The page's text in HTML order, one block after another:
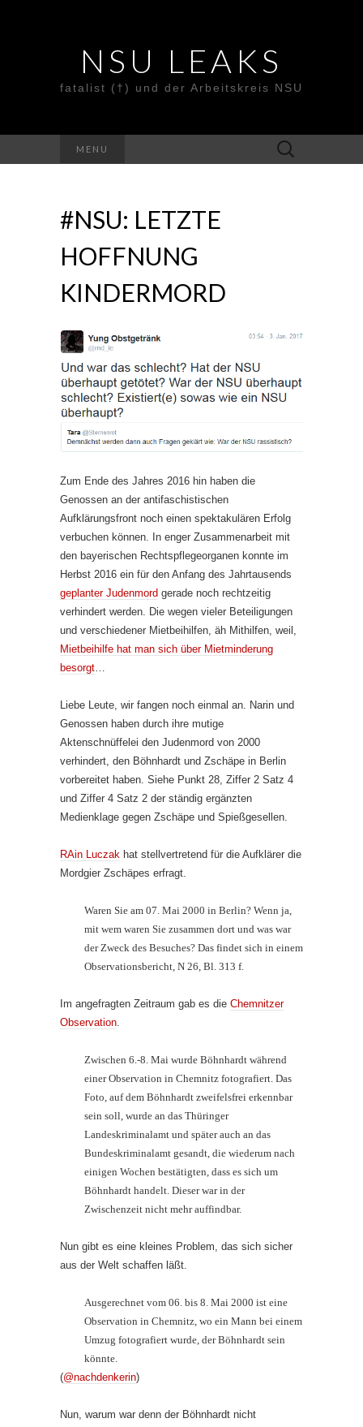
NSU LEAKS
fatalist (†) und der Arbeitskreis NSU
MENU
Suche
nach:
#NSU: LETZTE
HOFFNUNG
KINDERMORD
Zum Ende des Jahres 2016 hin haben die
Genossen an der antifaschistischen
Aufklärungsfront noch einen spektakulären Erfolg
verbuchen können. In enger Zusammenarbeit mit
den bayerischen Rechtspflegeorganen konnte im
Herbst 2016 ein für den Anfang des Jahrtausends
geplanter Judenmord gerade noch rechtzeitig
verhindert werden. Die wegen vieler Beteiligungen
und verschiedener Mietbeihilfen, äh Mithilfen, weil,
Mietbeihilfe hat man sich über Mietminderung
besorgt…
Liebe Leute, wir fangen noch einmal an. Narin und
Genossen haben durch ihre mutige
Aktenschnüffelei den Judenmord von 2000
verhindert, den Böhnhardt und Zschäpe in Berlin
vorbereitet haben. Siehe Punkt 28, Ziffer 2 Satz 4
und Ziffer 4 Satz 2 der ständig ergänzten
Medienklage gegen Zschäpe und Spießgesellen.
RAin Luczak hat stellvertretend für die Aufklärer die
Mordgier Zschäpes erfragt.
Waren Sie am 07. Mai 2000 in Berlin? Wenn ja,
mit wem waren Sie zusammen dort und was war
der Zweck des Besuches? Das findet sich in einem
Observationsbericht, N 26, Bl. 313 f.
Im angefragten Zeitraum gab es die Chemnitzer
Observation.
Zwischen 6.-8. Mai wurde Böhnhardt während
einer Observation in Chemnitz fotografiert. Das
Foto, auf dem Böhnhardt zweifelsfrei erkennbar
sein soll, wurde an das Thüringer
Landeskriminalamt und später auch an das
Bundeskriminalamt gesandt, die wiederum nach
einigen Wochen bestätigten, dass es sich um
Böhnhardt handelt. Dieser war in der
Zwischenzeit nicht mehr auffindbar.
Nun gibt es eine kleines Problem, das sich sicher
aus der Welt schaffen läßt.
Ausgerechnet vom 06. bis 8. Mai 2000 ist eine
Observation in Chemnitz, wo ein Mann bei einem
Umzug fotografiert wurde, der Böhnhardt sein
könnte.
(@nachdenkerin)
Nun, warum war denn der Böhnhardt nicht